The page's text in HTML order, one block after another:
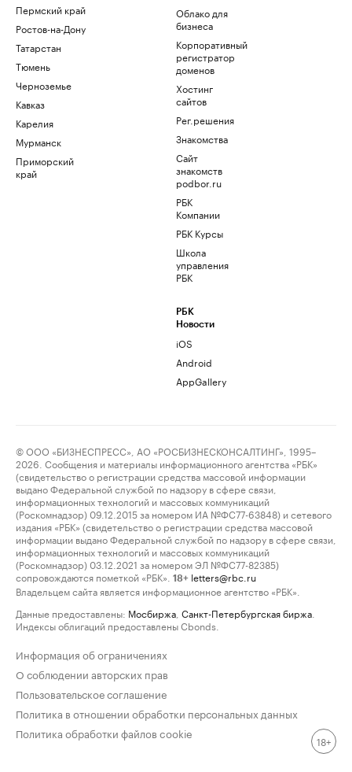
Пермский край
Ростов-на-Дону
Татарстан
Тюмень
Черноземье
Кавказ
Карелия
Мурманск
Приморский
край
Облако для
бизнеса
Корпоративный
регистратор
доменов
Хостинг
сайтов
Рег.решения
Знакомства
Сайт
знакомств
podbor.ru
РБК
Компании
РБК Курсы
Школа
управления
РБК
РБК
Новости
iOS
Android
AppGallery
© ООО «БИЗНЕСПРЕСС», АО «РОСБИЗНЕСКОНСАЛТИНГ», 1995–
2026. Сообщения и материалы информационного агентства «РБК»
(свидетельство о регистрации средства массовой информации
выдано Федеральной службой по надзору в сфере связи,
информационных технологий и массовых коммуникаций
(Роскомнадзор) 09.12.2015 за номером ИА №ФС77-63848) и сетевого
издания «РБК» (свидетельство о регистрации средства массовой
информации выдано Федеральной службой по надзору в сфере связи,
информационных технологий и массовых коммуникаций
(Роскомнадзор) 03.12.2021 за номером ЭЛ №ФС77-82385)
сопровождаются пометкой «РБК».
18+ letters@rbc.ru
Владельцем сайта является информационное агентство «РБК».
Данные предоставлены: Мосбиржа Санкт-Петербургская биржа
Индексы облигаций предоставлены Cbonds.
Информация об ограничениях
О соблюдении авторских прав
Пользовательское соглашение
Политика в отношении обработки персональных данных
Политика обработки файлов cookie
18+